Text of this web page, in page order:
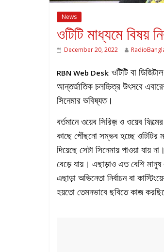
News
ওটিটি মাধ্যমে বিষয়
December 20, 2022
RBN Web Desk: ওটিটি বা
আন্তর্জাতিক চলচ্চিত্র উৎসবে
সিনেমার ভবিষ্যত।
বর্তমানে ওয়েব সিরিজ় ও ওয়েব
কাছে পৌঁছনো সম্ভব হচ্ছে ওটিটির
দিয়েছে সেটা সিনেমায় পাওয়া যায়
বেড়ে যায়। এছাড়াও এত বেশি মানুষ
এছাড়া অভিনেতা নির্বাচন বা
হয়তো তেমনভাবে ছবিতে কাজ